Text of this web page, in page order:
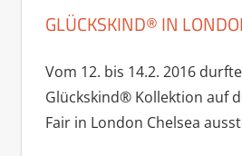
GLÜCKSKIND® IN
Vom 12. bis 14.2. 2016
Glückskind® Kollektion auf
Fair in London Chelsea